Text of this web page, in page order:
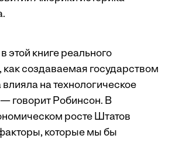
этой книге реального
как создаваемая государством
на технологическое
говорит Робинсон. В
росте Штатов
которые мы бы